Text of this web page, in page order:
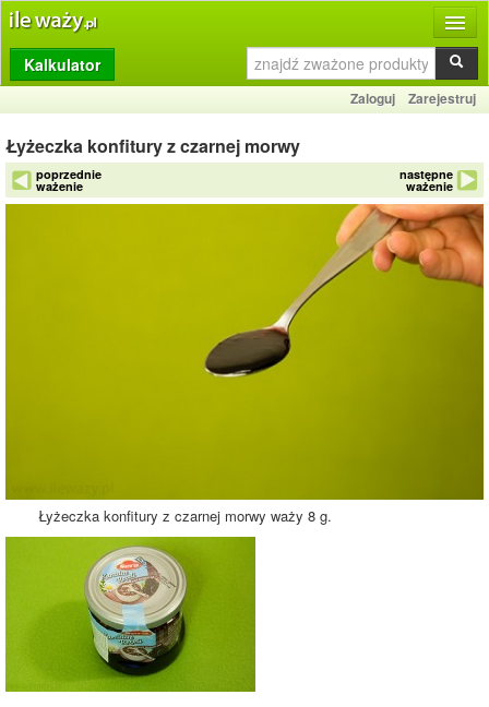
Produkty
Dziennik
Przelicznik
Porównywarka
Kalkulator
Zaloguj Zarejestruj
Łyżeczka konfitury z czarnej morwy
poprzednie
ważenie
następne
ważenie
Łyżeczka konfitury z czarnej morwy waży 8 g.